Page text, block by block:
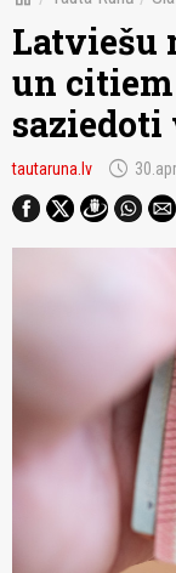
Latviešu
un
tautaruna.lv schedule